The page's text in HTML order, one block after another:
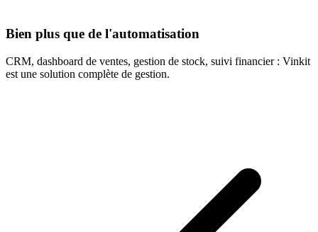
Bien plus que de l'automatisation
CRM, dashboard de ventes, gestion de stock, suivi financier : Vinkit
est une solution complète de gestion.